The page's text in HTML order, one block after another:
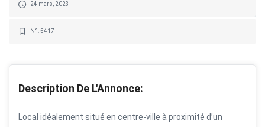
24 mars, 2023
N°: 5417
Description De L'Annonce:
Local idéalement situé en centre-ville à proximité d’un